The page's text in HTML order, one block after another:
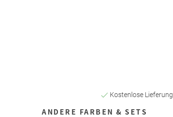
Kostenlose Lieferung
ANDERE FARBEN & SETS